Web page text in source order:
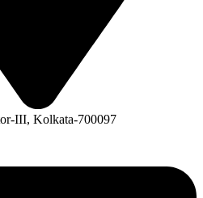
III, Kolkata-700097